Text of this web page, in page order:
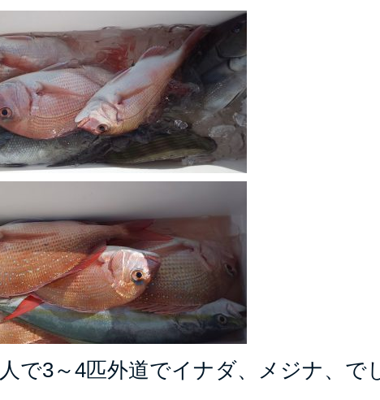
で3～4匹外道でイナダ、メジナ、で